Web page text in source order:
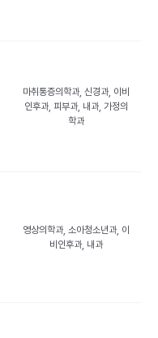
마취통증의학과, 신경과, 이비
인후과, 피부과, 내과, 가정의
학과
영상의학과, 소아청소년과, 이
비인후과, 내과